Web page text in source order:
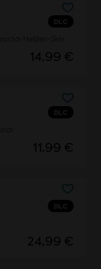
DLC
14,99 €
DLC
11,99 €
DLC
24,99 €